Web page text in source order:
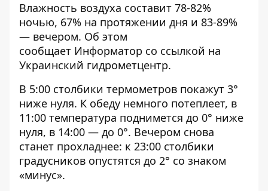
Влажность воздуха составит 78-82%
ночью, 67% на протяжении дня и 83-89%
— вечером. Об этом
сообщает Информатор со ссылкой на
Украинский гидрометцентр.
В 5:00 столбики термометров покажут 3°
ниже нуля. К обеду немного потеплеет, в
11:00 температура поднимется до 0° ниже
нуля, в 14:00 — до 0°. Вечером снова
станет прохладнее: к 23:00 столбики
градусников опустятся до 2° со знаком
«минус».